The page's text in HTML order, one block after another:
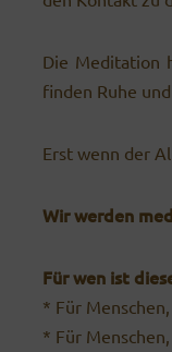
Die Meditation
finden Ruhe
Erst wenn der
Wir werden
Für wen ist
* Für
* Für